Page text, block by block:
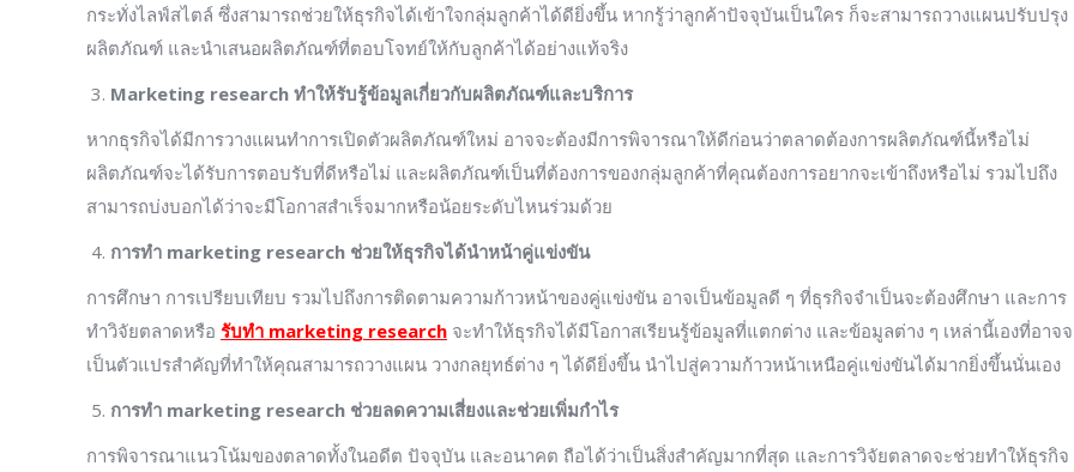
กระทั่งไลฟ์สไตล์ ซึ่งสามารถช่วยให้ธุรกิจได้เข้าใจกลุ่มลูกค้าได้ดียิ่งขึ้น หากรู้ว่าลูกค้าปัจจุบันเป็นใคร ก็จะสามารถวางแผนปรับปรุง
ผลิตภัณฑ์ และนำเสนอผลิตภัณฑ์ที่ตอบโจทย์ให้กับลูกค้าได้อย่างแท้จริง
Marketing research ทำให้รับรู้ข้อมูลเกี่ยวกับผลิตภัณฑ์และบริการ
หากธุรกิจได้มีการวางแผนทำการเปิดตัวผลิตภัณฑ์ใหม่ อาจจะต้องมีการพิจารณาให้ดีก่อนว่าตลาดต้องการผลิตภัณฑ์นี้หรือไม่
ผลิตภัณฑ์จะได้รับการตอบรับที่ดีหรือไม่ และผลิตภัณฑ์เป็นที่ต้องการของกลุ่มลูกค้าที่คุณต้องการอยากจะเข้าถึงหรือไม่ รวมไปถึง
สามารถบ่งบอกได้ว่าจะมีโอกาสสำเร็จมากหรือน้อยระดับไหนร่วมด้วย
การทำ marketing research ช่วยให้ธุรกิจได้นำหน้าคู่แข่งขัน
การศึกษา การเปรียบเทียบ รวมไปถึงการติดตามความก้าวหน้าของคู่แข่งขัน อาจเป็นข้อมูลดี ๆ ที่ธุรกิจจำเป็นจะต้องศึกษา และการ
ทำวิจัยตลาดหรือ รับทำ marketing research จะทำให้ธุรกิจได้มีโอกาสเรียนรู้ข้อมูลที่แตกต่าง และข้อมูลต่าง ๆ เหล่านี้เองที่อาจ
เป็นตัวแปรสำคัญที่ทำให้คุณสามารถวางแผน วางกลยุทธ์ต่าง ๆ ได้ดียิ่งขึ้น นำไปสู่ความก้าวหน้าเหนือคู่แข่งขันได้มากยิ่งขึ้นนั่นเอง
การทำ marketing research ช่วยลดความเสี่ยงและช่วยเพิ่มกำไร
การพิจารณาแนวโน้มของตลาดทั้งในอดีต ปัจจุบัน และอนาคต ถือได้ว่าเป็นสิ่งสำคัญมากที่สุด และการวิจัยตลาดจะช่วยทำให้ธุรกิจ